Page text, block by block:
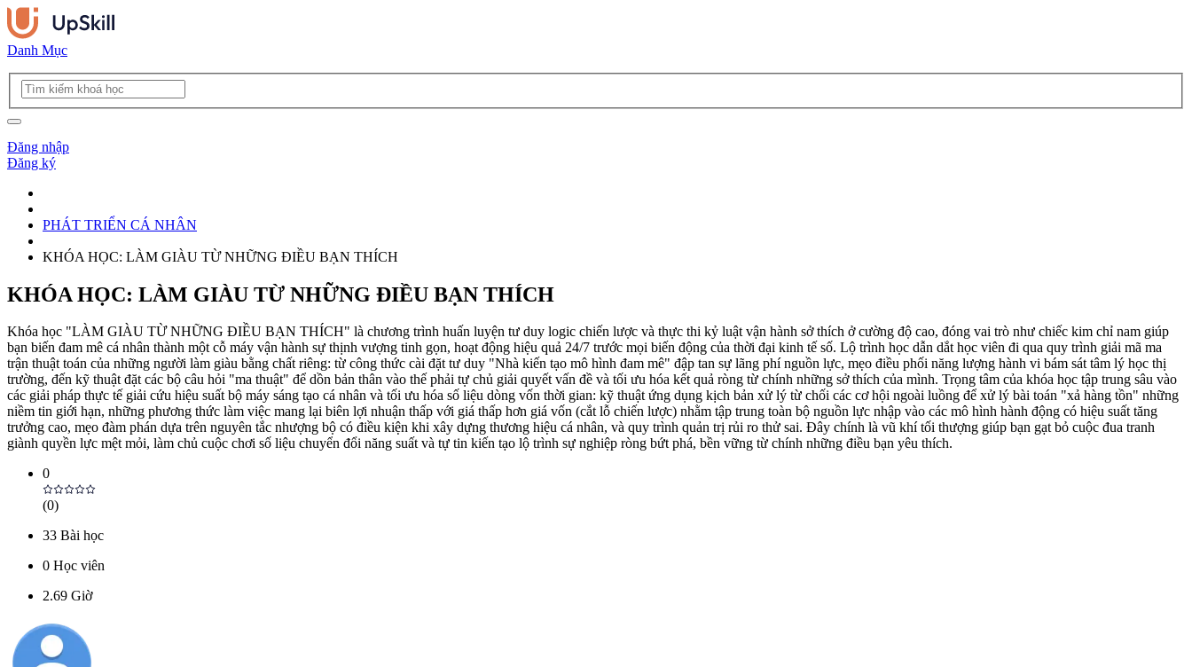
Danh Mục
Đăng nhập
Đăng ký
PHÁT TRIỂN CÁ NHÂN
KHÓA HỌC: LÀM GIÀU TỪ NHỮNG ĐIỀU BẠN THÍCH
KHÓA HỌC: LÀM GIÀU TỪ NHỮNG ĐIỀU BẠN THÍCH
Khóa học "LÀM GIÀU TỪ NHỮNG ĐIỀU BẠN THÍCH" là chương trình huấn luyện tư duy logic chiến lược và thực thi kỷ luật vận hành sở thích ở cường độ cao, đóng vai trò như chiếc kim chỉ nam giúp
bạn biến đam mê cá nhân thành một cỗ máy vận hành sự thịnh vượng tinh gọn, hoạt động hiệu quả 24/7 trước mọi biến động của thời đại kinh tế số. Lộ trình học dẫn dắt học viên đi qua quy trình giải mã ma
trận thuật toán của những người làm giàu bằng chất riêng: từ công thức cài đặt tư duy "Nhà kiến tạo mô hình đam mê" đập tan sự lãng phí nguồn lực, mẹo điều phối năng lượng hành vi bám sát tâm lý học thị
trường, đến kỹ thuật đặt các bộ câu hỏi "ma thuật" để dồn bản thân vào thế phải tự chủ giải quyết vấn đề và tối ưu hóa kết quả ròng từ chính những sở thích của mình. Trọng tâm của khóa học tập trung sâu vào
các giải pháp thực tế giải cứu hiệu suất bộ máy sáng tạo cá nhân và tối ưu hóa số liệu dòng vốn thời gian: kỹ thuật ứng dụng kịch bản xử lý từ chối các cơ hội ngoài luồng để xử lý bài toán "xả hàng tồn" những
niềm tin giới hạn, những phương thức làm việc mang lại biên lợi nhuận thấp với giá thấp hơn giá vốn (cắt lỗ chiến lược) nhằm tập trung toàn bộ nguồn lực nhập vào các mô hình hành động có hiệu suất tăng
trưởng cao, mẹo đàm phán dựa trên nguyên tắc nhượng bộ có điều kiện khi xây dựng thương hiệu cá nhân, và quy trình quản trị rủi ro thử sai. Đây chính là vũ khí tối thượng giúp bạn gạt bỏ cuộc đua tranh
giành quyền lực mệt mỏi, làm chủ cuộc chơi số liệu chuyển đổi năng suất và tự tin kiến tạo lộ trình sự nghiệp ròng bứt phá, bền vững từ chính những điều bạn yêu thích.
0
(0)
33 Bài học
0 Học viên
2.69 Giờ